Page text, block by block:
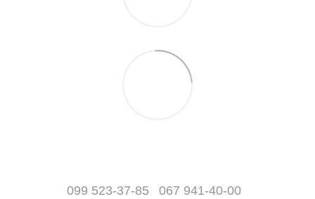
099 523-37-85 067 941-40-00